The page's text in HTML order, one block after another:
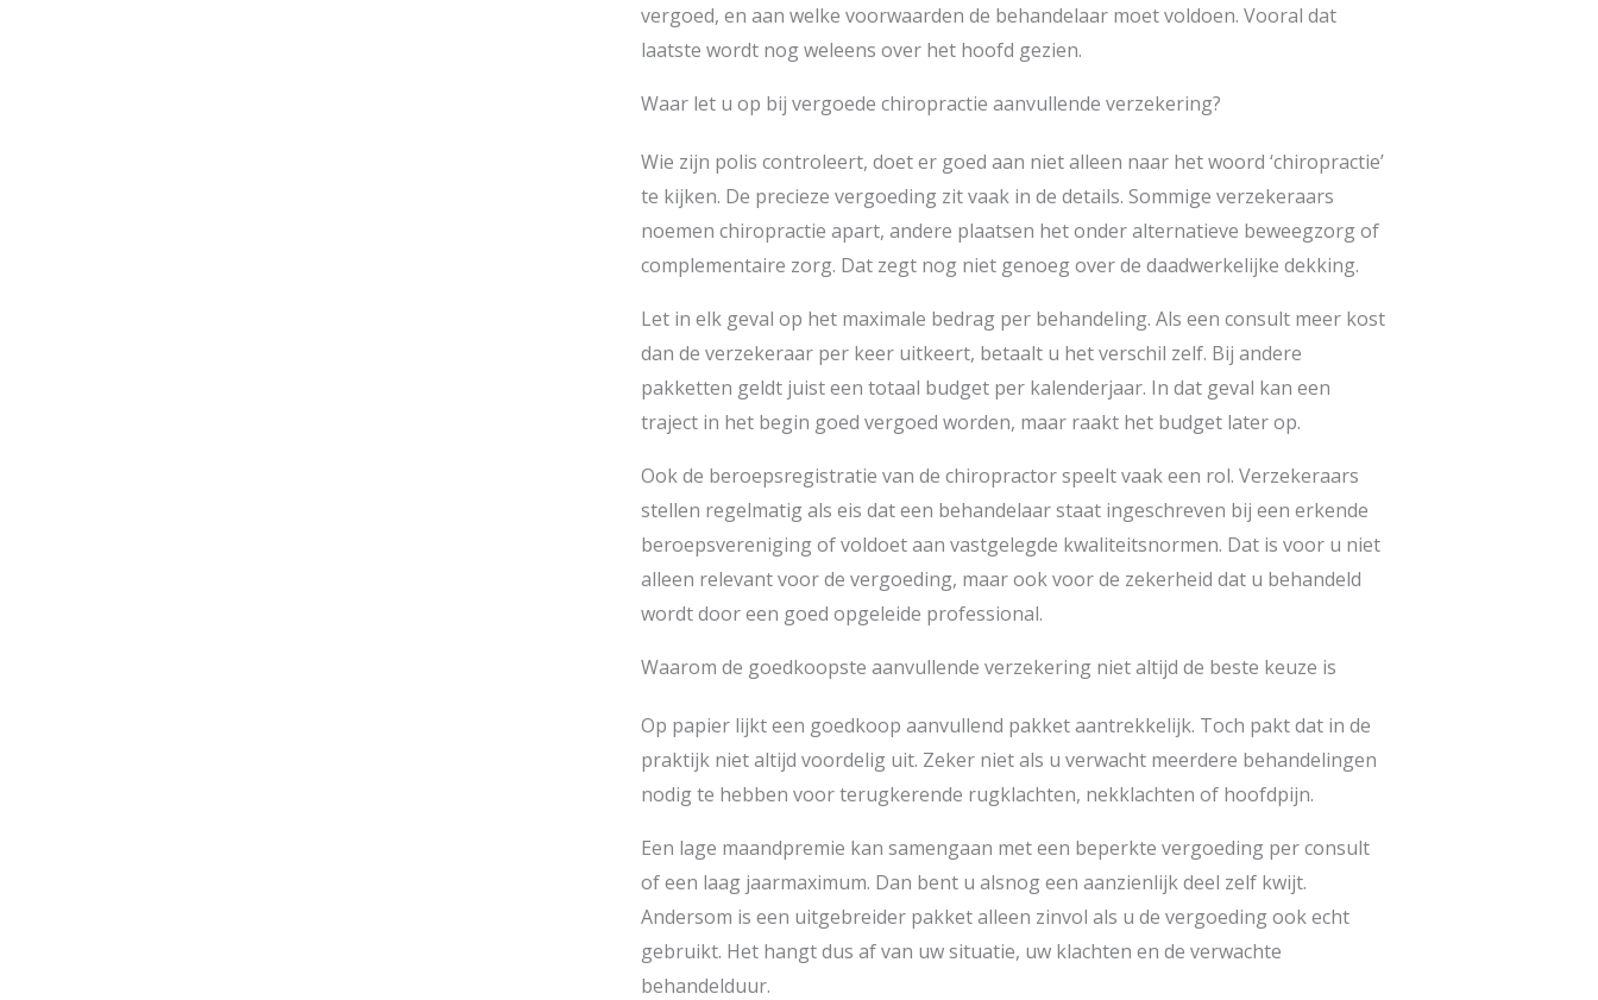
vergoed, en aan welke voorwaarden de behandelaar moet voldoen. Vooral dat
laatste wordt nog weleens over het hoofd gezien.
Waar let u op bij vergoede chiropractie aanvullende verzekering?
Wie zijn polis controleert, doet er goed aan niet alleen naar het woord ‘chiropractie’
te kijken. De precieze vergoeding zit vaak in de details. Sommige verzekeraars
noemen chiropractie apart, andere plaatsen het onder alternatieve beweegzorg of
complementaire zorg. Dat zegt nog niet genoeg over de daadwerkelijke dekking.
Let in elk geval op het maximale bedrag per behandeling. Als een consult meer kost
dan de verzekeraar per keer uitkeert, betaalt u het verschil zelf. Bij andere
pakketten geldt juist een totaal budget per kalenderjaar. In dat geval kan een
traject in het begin goed vergoed worden, maar raakt het budget later op.
Ook de beroepsregistratie van de chiropractor speelt vaak een rol. Verzekeraars
stellen regelmatig als eis dat een behandelaar staat ingeschreven bij een erkende
beroepsvereniging of voldoet aan vastgelegde kwaliteitsnormen. Dat is voor u niet
alleen relevant voor de vergoeding, maar ook voor de zekerheid dat u behandeld
wordt door een goed opgeleide professional.
Waarom de goedkoopste aanvullende verzekering niet altijd de beste keuze is
Op papier lijkt een goedkoop aanvullend pakket aantrekkelijk. Toch pakt dat in de
praktijk niet altijd voordelig uit. Zeker niet als u verwacht meerdere behandelingen
nodig te hebben voor terugkerende rugklachten, nekklachten of hoofdpijn.
Een lage maandpremie kan samengaan met een beperkte vergoeding per consult
of een laag jaarmaximum. Dan bent u alsnog een aanzienlijk deel zelf kwijt.
Andersom is een uitgebreider pakket alleen zinvol als u de vergoeding ook echt
gebruikt. Het hangt dus af van uw situatie, uw klachten en de verwachte
behandelduur.